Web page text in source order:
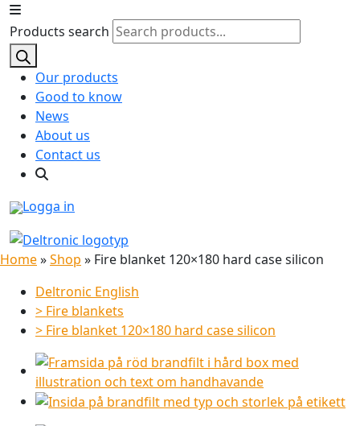
Products search
Our products
Good to know
News
About us
Contact us
Logga in
Home»Shop » Fire blanket 120×180 hard case silicon
Deltronic English
> Fire blankets
> Fire blanket 120×180 hard case silicon